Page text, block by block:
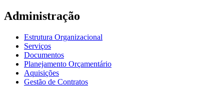
Administração
Estrutura Organizacional
Serviços
Documentos
Planejamento Orçamentário
Aquisições
Gestão de Contratos